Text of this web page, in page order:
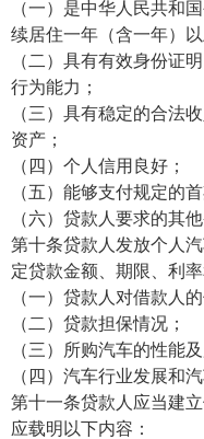
（一）是中华人民共和
续居住一年（含一年）
（二）具有有效身份证
行为能力；
（三）具有稳定的合法
资产；
（四）个人信用良好；
（五）能够支付规定的
（六）贷款人要求的其他
第十条贷款人发放个人
定贷款金额、期限、利
（一）贷款人对借款人
（二）贷款担保情况；
（三）所购汽车的性能及
（四）汽车行业发展和
第十一条贷款人应当建
应载明以下内容：